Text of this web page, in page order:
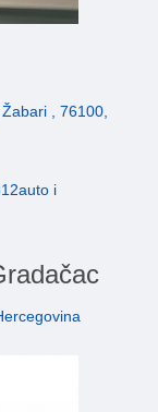
, 76100,